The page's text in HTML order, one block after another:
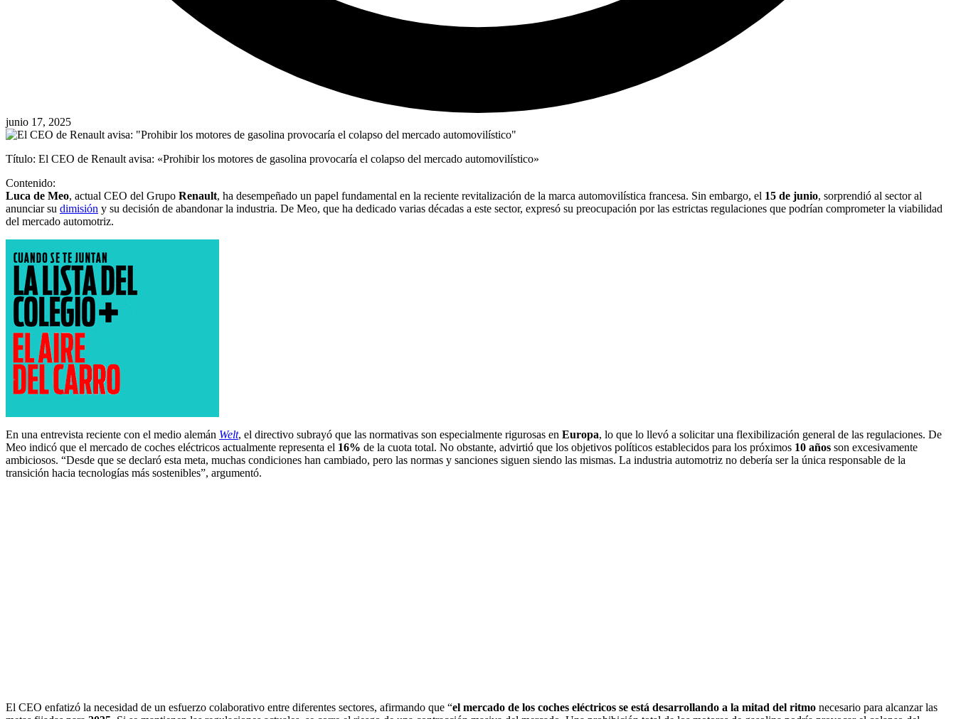
junio 17, 2025
Título: El CEO de Renault avisa: «Prohibir los motores de gasolina provocaría el colapso del mercado automovilístico»
Contenido:
Luca de Meo, actual CEO del Grupo Renault, ha desempeñado un papel fundamental en la reciente revitalización de la marca automovilística francesa. Sin embargo, el 15 de junio, sorprendió al sector al
anunciar su dimisión y su decisión de abandonar la industria. De Meo, que ha dedicado varias décadas a este sector, expresó su preocupación por las estrictas regulaciones que podrían comprometer la viabilidad
del mercado automotriz.
En una entrevista reciente con el medio alemán Welt, el directivo subrayó que las normativas son especialmente rigurosas en Europa, lo que lo llevó a solicitar una flexibilización general de las regulaciones. De
Meo indicó que el mercado de coches eléctricos actualmente representa el 16% de la cuota total. No obstante, advirtió que los objetivos políticos establecidos para los próximos 10 años son excesivamente
ambiciosos. “Desde que se declaró esta meta, muchas condiciones han cambiado, pero las normas y sanciones siguen siendo las mismas. La industria automotriz no debería ser la única responsable de la
transición hacia tecnologías más sostenibles”, argumentó.
El CEO enfatizó la necesidad de un esfuerzo colaborativo entre diferentes sectores, afirmando que “el mercado de los coches eléctricos se está desarrollando a la mitad del ritmo necesario para alcanzar las